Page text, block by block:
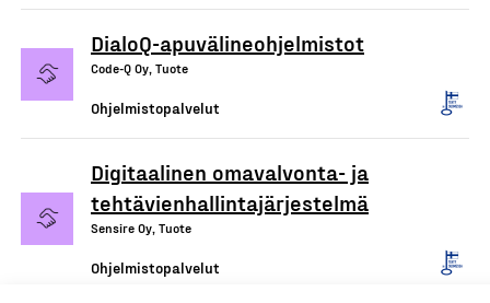
DialoQ-apuvälineohjelmistot
Code-Q Oy, Tuote
Ohjelmistopalvelut
Digitaalinen omavalvonta- ja
tehtävienhallintajärjestelmä
Sensire Oy, Tuote
Ohjelmistopalvelut